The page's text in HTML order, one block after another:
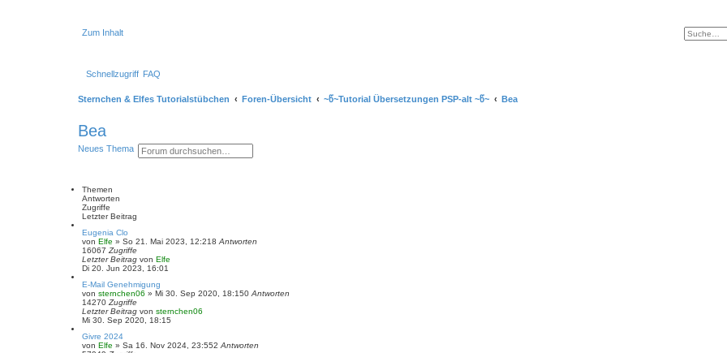
Zum Inhalt
Schnellzugriff FAQ
Sternchen & Elfes Tutorialstübchen Foren-Übersicht ~წ~Tutorial Übersetzungen PSP-alt ~წ~ Bea
Bea
Neues Thema S
u
E
r
S
c
h
e
Themen
Antworten
Zugriffe
Letzter Beitrag
Eugenia Clo
von Elfe » So 21. Mai 2023, 12:218 Antworten
16067 Zugriffe
Letzter Beitrag von Elfe
Di 20. Jun 2023, 16:01
E-Mail Genehmigung
von sternchen06 » Mi 30. Sep 2020, 18:150 Antworten
14270 Zugriffe
Letzter Beitrag von sternchen06
Mi 30. Sep 2020, 18:15
Givre 2024
von Elfe » Sa 16. Nov 2024, 23:552 Antworten